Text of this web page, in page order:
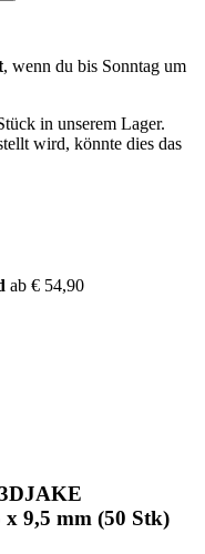
, wenn du bis Sonntag um
in unserem Lager.
wird, könnte dies das
ab € 54,90
x 9,5 mm (50 Stk)